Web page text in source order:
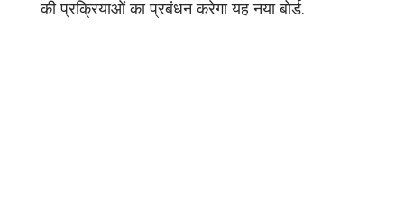
की प्रक्रियाओं का प्रबंधन करेगा यह नया बोर्ड.